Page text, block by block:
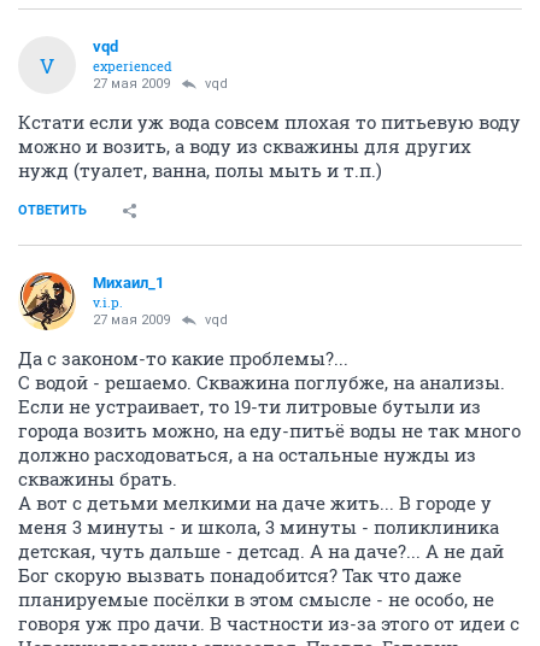
V
vqd
experienced
27 мая 2009 vqd
Кстати если уж вода совсем плохая то питьевую воду
можно и возить, а воду из скважины для других
нужд (туалет, ванна, полы мыть и т.п.)
ОТВЕТИТЬ
Михаил_1
v.i.p.
27 мая 2009 vqd
Да с законом-то какие проблемы?...
С водой - решаемо. Скважина поглубже, на анализы.
Если не устраивает, то 19-ти литровые бутыли из
города возить можно, на еду-питьё воды не так много
должно расходоваться, а на остальные нужды из
скважины брать.
А вот с детьми мелкими на даче жить... В городе у
меня 3 минуты - и школа, 3 минуты - поликлиника
детская, чуть дальше - детсад. А на даче?... А не дай
Бог скорую вызвать понадобится? Так что даже
планируемые посёлки в этом смысле - не особо, не
говоря уж про дачи. В частности из-за этого от идеи с